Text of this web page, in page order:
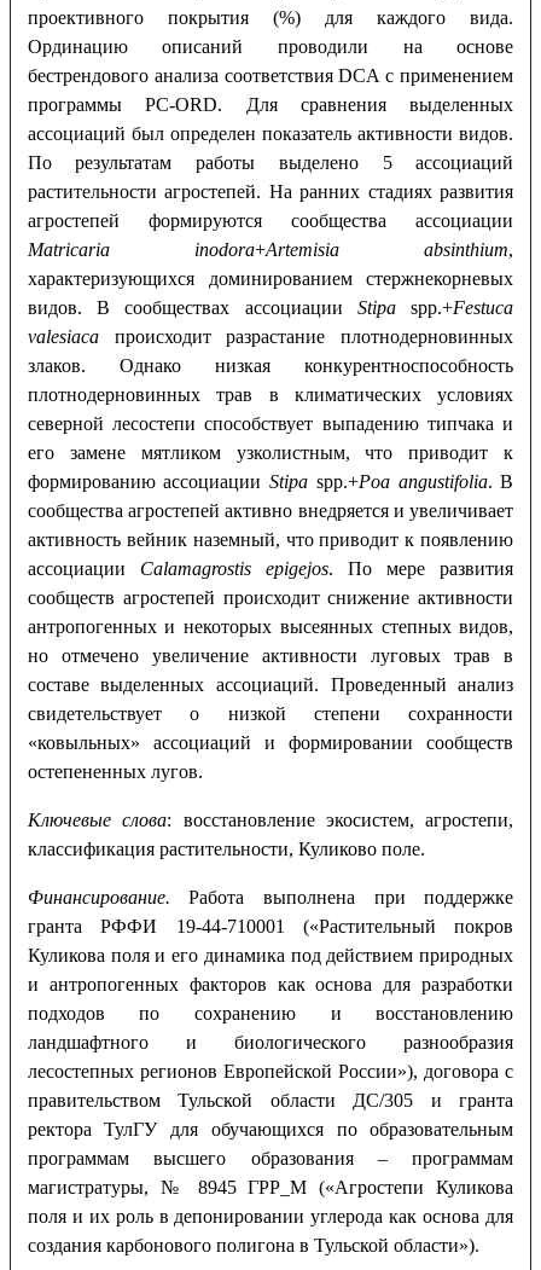
проективного покрытия (%) для каждого вида.
Ординацию описаний проводили на основе
бестрендового анализа соответствия DCA с применением
программы РС-ORD. Для сравнения выделенных
ассоциаций был определен показатель активности видов.
По результатам работы выделено 5 ассоциаций
растительности агростепей. На ранних стадиях развития
агростепей формируются сообщества ассоциации
Matricaria inodora+Artemisia absinthium,
характеризующихся доминированием стержнекорневых
видов. В сообществах ассоциации Stipaspp.+Festuca
valesiacaпроисходит разрастание плотнодерновинных
злаков. Однако низкая конкурентноспособность
плотнодерновинных трав в климатических условиях
северной лесостепи способствует выпадению типчака и
его замене мятликом узколистным, что приводит к
формированию ассоциацииStipa spp.+Poa angustifolia. В
сообщества агростепей активно внедряется и увеличивает
активность вейник наземный, что приводит к появлению
ассоциации Calamagrostis epigejos. По мере развития
сообществ агростепей происходит снижение активности
антропогенных и некоторых высеянных степных видов,
но отмечено увеличение активности луговых трав в
составе выделенных ассоциаций. Проведенный анализ
свидетельствует о низкой степени сохранности
«ковыльных» ассоциаций и формировании сообществ
остепененных лугов.
Ключевые слова: восстановление экосистем, агростепи,
классификация растительности, Куликово поле.
Финансирование.Работа выполнена при поддержке
гранта РФФИ 19-44-710001 («Растительный покров
Куликова поля и его динамика под действием природных
и антропогенных факторов как основа для разработки
подходов по сохранению и восстановлению
ландшафтного и биологического разнообразия
лесостепных регионов Европейской России»), договора с
правительством Тульской области ДС/305 и гранта
ректора ТулГУ для обучающихся по образовательным
программам высшего образования – программам
магистратуры, № 8945 ГРР_М («Агростепи Куликова
поля и их роль в депонировании углерода как основа для
создания карбонового полигона в Тульской области»).